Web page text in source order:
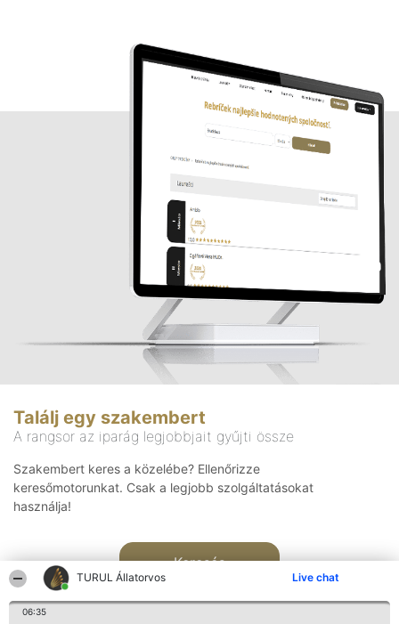
TURUL Állatorvos Live chat
06:35
Találj egy szakembert
A rangsor az iparág legjobbjait gyűjti össze
Szakembert keres a közelébe? Ellenőrizze
keresőmotorunkat. Csak a legjobb szolgáltatásokat
használja!
Keresés